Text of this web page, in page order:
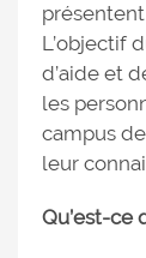
L’objectif
d’aide et
les
campus
leur
Qu’est-ce